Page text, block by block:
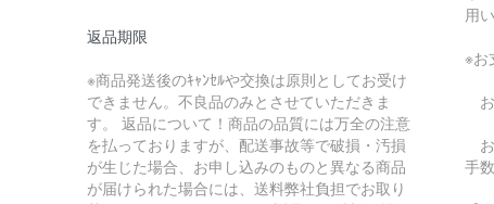
返品期限
※商品発送後のｷｬﾝｾﾙや交換は原則としてお受け
できません。不良品のみとさせていただきま
す。 返品について！商品の品質には万全の注意
を払っておりますが、配送事故等で破損・汚損
が生じた場合、お申し込みのものと異なる商品
が届けられた場合には、送料弊社負担でお取り
用
※お
手